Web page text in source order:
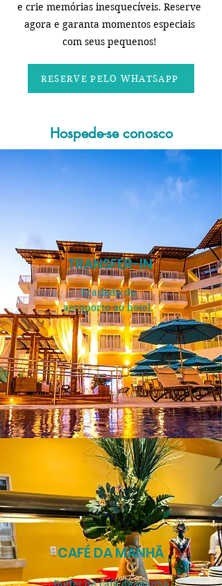
e crie memórias inesquecíveis. Reserve
agora e garanta momentos especiais
com seus pequenos!
RESERVE PELO WHATSAPP
Hospede-se conosco
TRANSFER-IN
Traslado do
aeroporto ao hotel.
CAFÉ DA MANHÃ